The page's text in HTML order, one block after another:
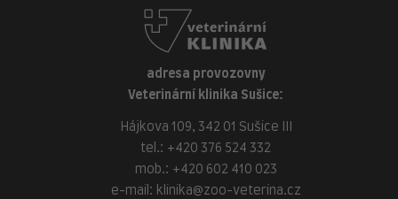
adresa provozovny
Veterinární klinika Sušice:
Hájkova 109, 342 01 Sušice III
tel.: +420 376 524 332
mob.: +420 602 410 023
e-mail: klinika@zoo-veterina.cz